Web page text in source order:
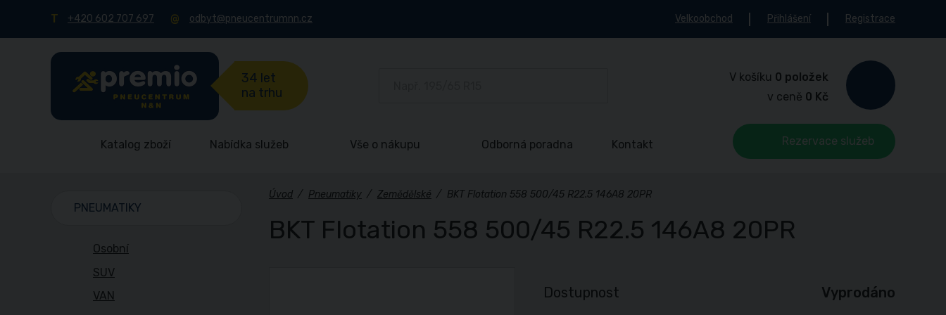
+420 602 707 697 odbyt@pneucentrumnn.cz Velkoobchod Přihlášení Registrace
34 let
na trhu
V košíku 0 položek
v ceně 0 Kč
Katalog zboží Nabídka služeb Vše o nákupu Odborná poradna Kontakt Rezervace služeb
Úvod / Pneumatiky / Zemědělské / BKT Flotation 558 500/45 R22.5 146A8 20PR
BKT Flotation 558 500/45 R22.5 146A8 20PR
Dostupnost Vyprodáno
PNEUMATIKY
Osobní
SUV
VAN